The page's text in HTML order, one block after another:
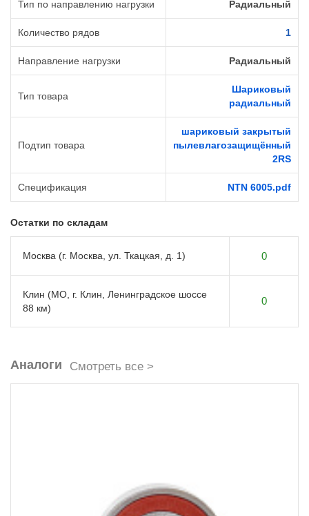
Тип по направлению нагрузки Радиальный
Количество рядов 1
Направление нагрузки Радиальный
Тип товара
Шариковый
радиальный
Подтип товара
шариковый закрытый
пылевлагозащищённый
2RS
Спецификация NTN 6005.pdf
Остатки по складам
Москва (г. Москва, ул. Ткацкая, д. 1) 0
Клин (МО, г. Клин, Ленинградское шоссе
88 км)
0
Аналоги Смотреть все >